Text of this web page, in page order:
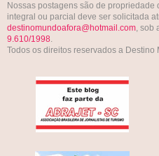
Nossas postagens são de
integral ou parcial deve ser solicitada
destinomundoafora@hotmail.com, sob
9.610/1998.
Todos os direitos reservados a Destino